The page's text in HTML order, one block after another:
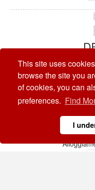
This site uses
browse the site you
of cookies, you can
preferences. Find
I